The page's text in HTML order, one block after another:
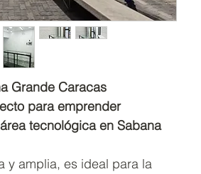
Grande Caracas
para emprender
tecnológica en Sabana
y amplia, es ideal para la